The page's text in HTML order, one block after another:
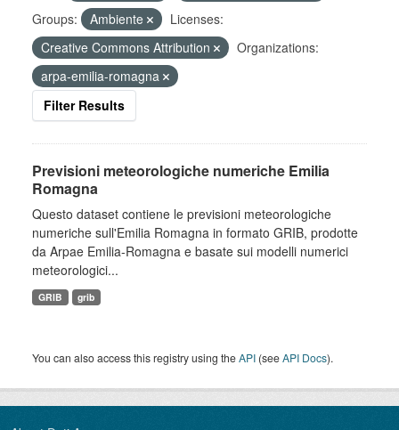
Groups:
Ambiente
Licenses:
Creative Commons Attribution
Organizations:
arpa-emilia-romagna
Filter Results
Previsioni meteorologiche numeriche Emilia
Romagna
Questo dataset contiene le previsioni meteorologiche
numeriche sull'Emilia Romagna in formato GRIB, prodotte
da Arpae Emilia-Romagna e basate sui modelli numerici
meteorologici...
GRIB grib
You can also access this registry using theAPI (seeAPI Docs).